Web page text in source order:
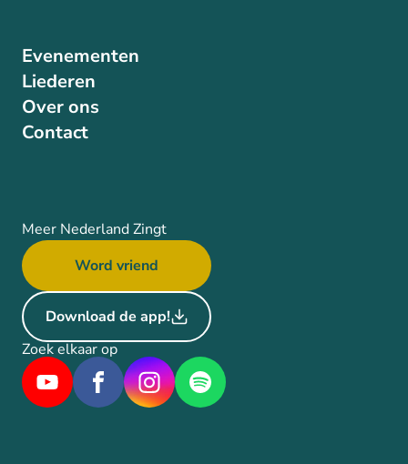
Evenementen
Liederen
Over ons
Contact
Meer Nederland Zingt
Word vriend
Download de app!
Zoek elkaar op